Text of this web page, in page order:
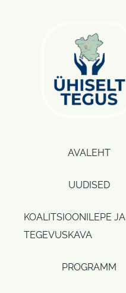
AVALEHT
UUDISED
KOALITSIOONILEPE JA
TEGEVUSKAVA
PROGRAMM